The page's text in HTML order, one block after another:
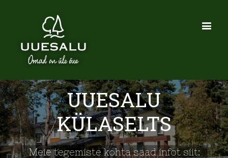
UUESALU
KÜLASELTS
Meie tegemiste kohta saad infot siit: